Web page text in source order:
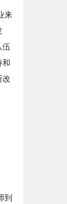
来
伍
和
改
到